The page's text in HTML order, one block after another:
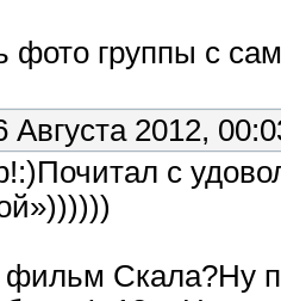
фото группы с
Августа 2012,
с
Скала?Ну